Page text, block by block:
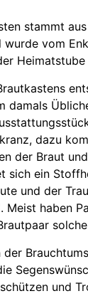
stammt
wurde vom
damals
dazu
der Braut
sich ein
und der
Meist haben
und